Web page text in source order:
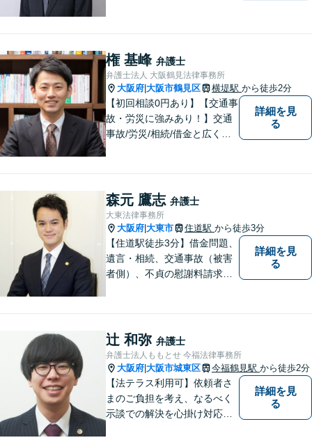
ションを大切にして、さまざ
まな問題の解決に向けてサポ
ートさせていただきます。
権 基峰 弁護士
弁護士法人 大阪鶴見法律事務所
大阪府 大阪市鶴見区 横堤駅 から徒歩2分
【初回相談0円あり】【交通事
故・労災に強みあり！】交通
事故/労災/相続/借金と広く法
にご相談ください。【労災事
故：9年前の事故でも数千万円
の賠償を獲得】
詳細を見
る
森元 鷹志 弁護士
大東法律事務所
大阪府 大東市 住道駅 から徒歩3分
【住道駅徒歩3分】借金問題、
遺言・相続、交通事故（被害
者側）、不貞の慰謝料請求は
やすい説明を心がけておりま
す。お気軽にご相談くださ
い。
詳細を見
る
辻 和弥 弁護士
弁護士法人ももとせ 今福法律事務所
大阪府 大阪市城東区 今福鶴見駅 から徒歩2分
【法テラス利用可】依頼者さ
まのご負担を考え、なるべく
示談での解決を心掛け対応い
詳細を見
る